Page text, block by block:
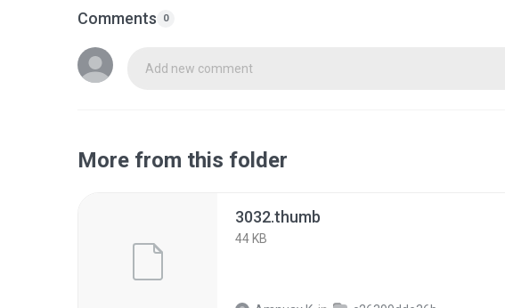
Comments 0
Add new comment
More from this folder
3032.thumb
44 KB